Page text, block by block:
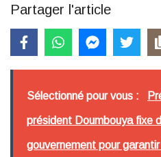
Partager l'article
Sélectionné pour vous :
président Doumbouya fixe
gouvernement pour